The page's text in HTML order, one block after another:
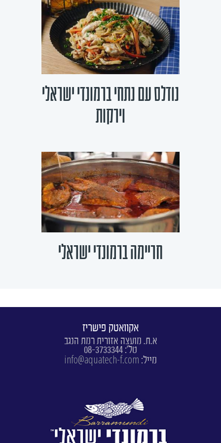
נודלס עם נתחי ברמונדי ישראלי
וירקות
חריימה ברמונדי ישראלי
אקוואטק פישריז
א.ת. מועצה אזורית רמת הנגב
טל': 08-3733344
מייל: info@aquatech-f.com